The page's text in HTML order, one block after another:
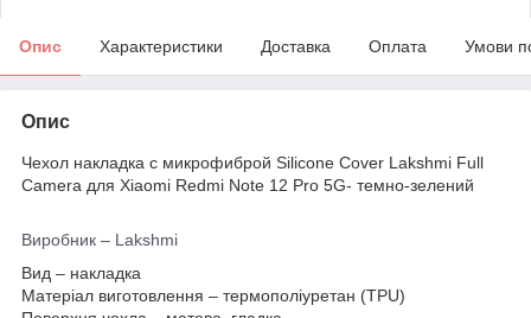
Опис Характеристики Доставка Оплата Умови
Опис
Чехол накладка с микрофиброй Silicone Cover Lakshmi Full
Camera для Xiaomi Redmi Note 12 Pro 5G- темно-зелений
Виробник – Lakshmi
Вид – накладка
Матеріал виготовлення – термополіуретан (TPU)